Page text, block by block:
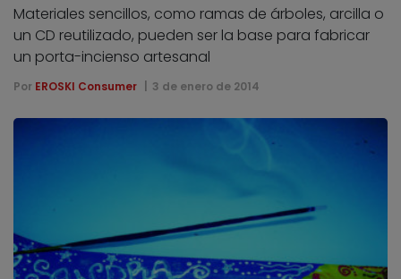
Materiales sencillos, como ramas de árboles, arcilla o
un CD reutilizado, pueden ser la base para fabricar
un porta-incienso artesanal
Por EROSKI Consumer 3 de enero de 2014